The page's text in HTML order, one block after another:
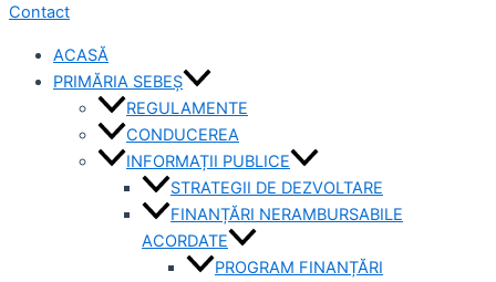
Contact
ACASĂ
PRIMĂRIA SEBEȘ
REGULAMENTE
CONDUCEREA
INFORMAȚII PUBLICE
STRATEGII DE DEZVOLTARE
FINANȚĂRI NERAMBURSABILE
ACORDATE
PROGRAM FINANȚĂRI